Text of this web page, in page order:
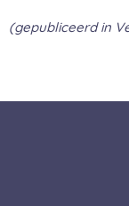
(gepubliceerd in